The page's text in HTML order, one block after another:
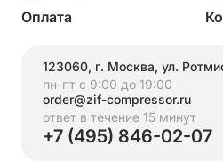
Оплата
123060, г. Москва, ул.
пн-пт с 9:00 до 19:00
order@zif-compressor.ru
ответ в течение 15 минут
+7 (495) 846-02-07